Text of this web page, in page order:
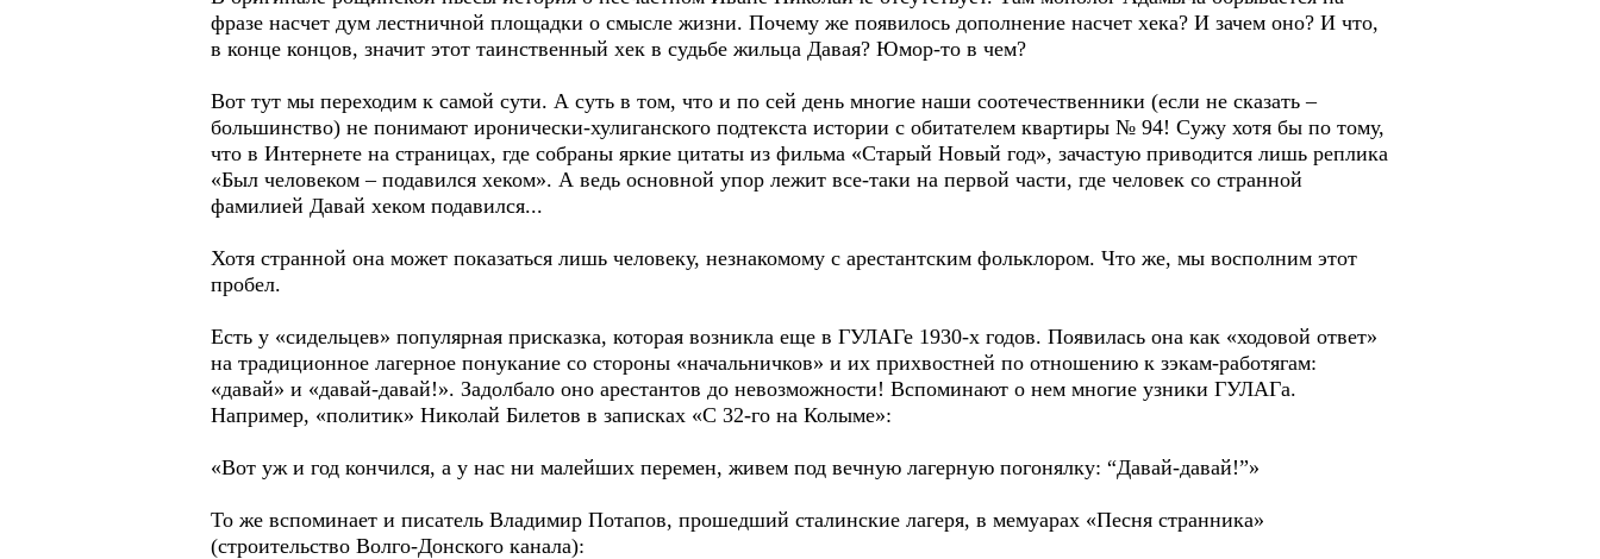
фразе насчет дум лестничной площадки о смысле жизни. Почему же появилось дополнение насчет хека? И зачем оно? И что,
в конце концов, значит этот таинственный хек в судьбе жильца Давая? Юмор-то в чем?
Вот тут мы переходим к самой сути. А суть в том, что и по сей день многие наши соотечественники (если не сказать –
большинство) не понимают иронически-хулиганского подтекста истории с обитателем квартиры № 94! Сужу хотя бы по тому,
что в Интернете на страницах, где собраны яркие цитаты из фильма «Старый Новый год», зачастую приводится лишь реплика
«Был человеком – подавился хеком». А ведь основной упор лежит все-таки на первой части, где человек со странной
фамилией Давай хеком подавился...
Хотя странной она может показаться лишь человеку, незнакомому с арестантским фольклором. Что же, мы восполним этот
пробел.
Есть у «сидельцев» популярная присказка, которая возникла еще в ГУЛАГе 1930-х годов. Появилась она как «ходовой ответ»
на традиционное лагерное понукание со стороны «начальничков» и их прихвостней по отношению к зэкам-работягам:
«давай» и «давай-давай!». Задолбало оно арестантов до невозможности! Вспоминают о нем многие узники ГУЛАГа.
Например, «политик» Николай Билетов в записках «С 32-го на Колыме»:
«Вот уж и год кончился, а у нас ни малейших перемен, живем под вечную лагерную погонялку: “Давай-давай!”»
То же вспоминает и писатель Владимир Потапов, прошедший сталинские лагеря, в мемуарах «Песня странника»
(строительство Волго-Донского канала):